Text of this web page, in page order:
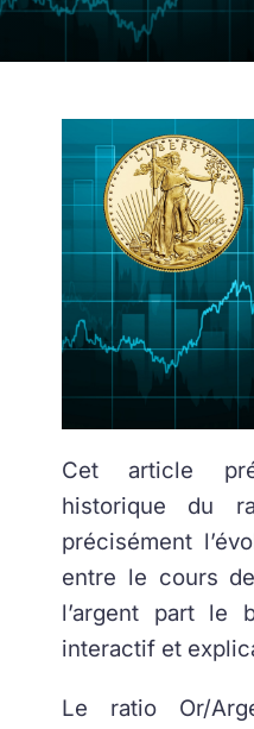
Cet article
historique du
précisément
entre le cours
l’argent part le
interactif et
Le ratio Or/